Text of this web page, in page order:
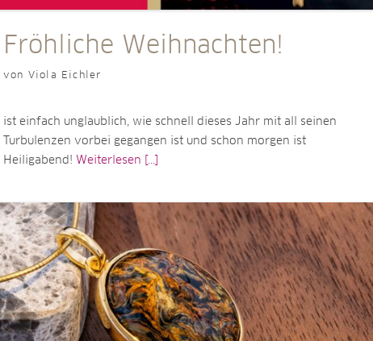
Fröhliche Weihnachten!
von Viola Eichler
ist einfach unglaublich, wie schnell dieses Jahr mit all seinen
Turbulenzen vorbei gegangen ist und schon morgen ist
Heiligabend! Weiterlesen [...]